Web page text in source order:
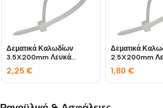
Δεματικά Καλωδίων
3.5X200mm Λευκά
2,25 €
Δεματικά
2.5X200mm
1,80 €